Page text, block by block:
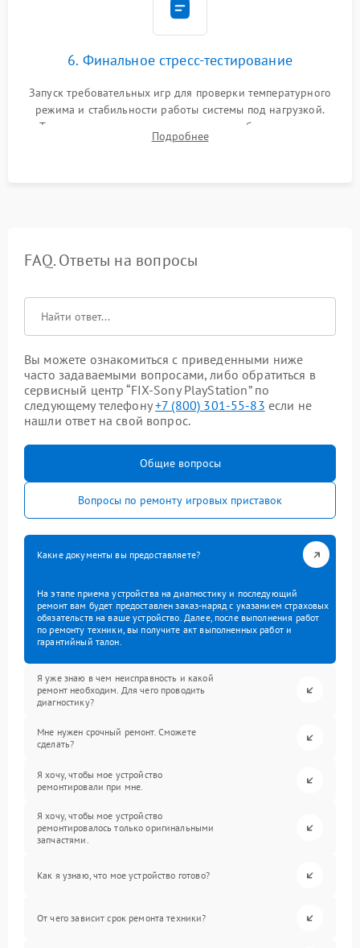
6. Финальное стресс-тестирование
Запуск требовательных игр для проверки температурного
режима и стабильности работы системы под нагрузкой.
Тестирование привода, синхронизации беспроводных
геймпадов, выхода в сеть и выдачи изображения без
Подробнее
FAQ. Ответы на вопросы
Вы можете ознакомиться с приведенными ниже
часто задаваемыми вопросами, либо обратиться в
сервисный центр “FIX-Sony PlayStation” по
следующему телефону+7 (800) 301-55-83 если не
нашли ответ на свой вопрос.
Общие вопросы
Вопросы по ремонту игровых приставок
Какие документы вы предоставляете?
На этапе приема устройства на диагностику и последующий
ремонт вам будет предоставлен заказ-наряд с указанием страховых
обязательств на ваше устройство. Далее, после выполнения работ
по ремонту техники, вы получите акт выполненных работ и
гарантийный талон.
Я уже знаю в чем неисправность и какой
ремонт необходим. Для чего проводить
диагностику?
Мне нужен срочный ремонт. Сможете
сделать?
Я хочу, чтобы мое устройство
ремонтировали при мне.
Я хочу, чтобы мое устройство
ремонтировалось только оригинальными
запчастями.
Как я узнаю, что мое устройство готово?
От чего зависит срок ремонта техники?